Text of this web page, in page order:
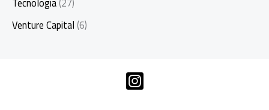
Venture Capital(6)